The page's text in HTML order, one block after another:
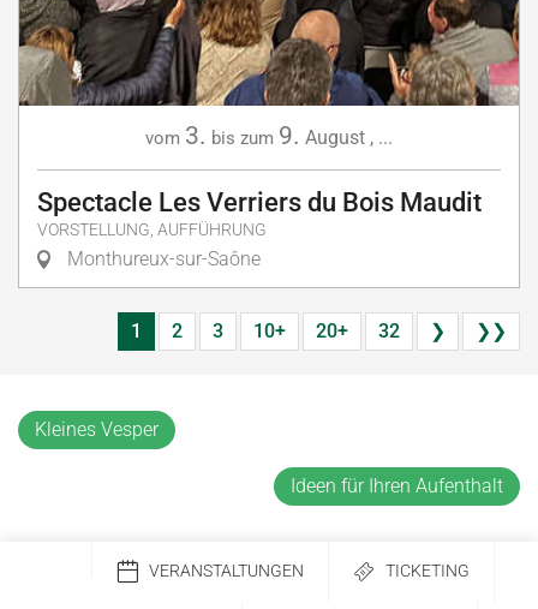
vom 3. bis zum 9. August , ...
Spectacle Les Verriers du Bois Maudit
VORSTELLUNG, AUFFÜHRUNG
Monthureux-sur-Saône
1 2 3 10+ 20+ 32 ❯ ❯❯
Kleines Vesper
Ideen für Ihren Aufenthalt
VERANSTALTUNGEN TICKETING